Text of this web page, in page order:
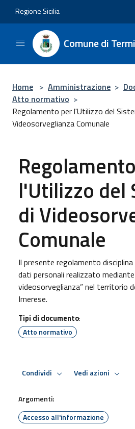
Regione Sicilia
Comune di
Home > Amministrazione >
Atto normativo >
Regolamento per l'Utilizzo del
Videosorveglianza Comunale
l'Utilizzo del
di
Comunale
Il presente regolamento
dati personali realizzato
videosorveglianza” nel territorio
Imerese.
Tipi di documento:
Atto normativo
Condividi Vedi azioni
Argomenti:
Accesso all'informazione